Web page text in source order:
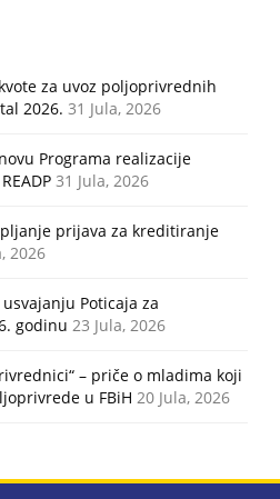
za uvoz poljoprivrednih
2026. 31 Jula, 2026
Programa realizacije
31 Jula, 2026
prijava za kreditiranje
2026
Poticaja za
godinu 23 Jula, 2026
– priče o mladima koji
u FBiH 20 Jula, 2026